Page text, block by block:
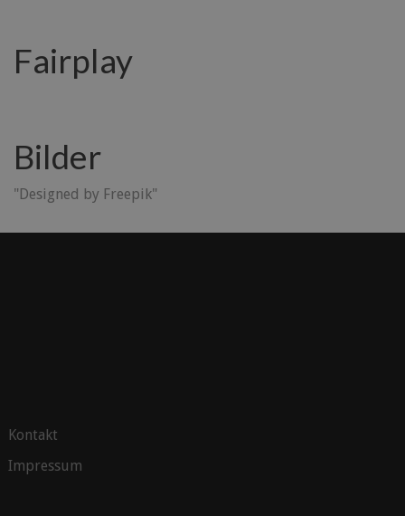
Fairplay
Bilder
"Designed by Freepik"
Kontakt
Impressum